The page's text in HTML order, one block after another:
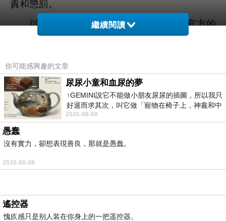
責和懲罰。
以前寫影視類的評論，會去引用一些官方的
海報或者劇照插入在文章里，那樣顯得圖文並茂
探討過類似的問題。但是那時候聊來聊去最終也
沒有一個定論，一般來說，正常的影視類評論文
章里引用官方的海報和劇照是不太會引起侵權
的，依據《著作權法》第二十四條之規定，有12
種場景是可以合理使用，但同時強調不得影響作
品的正常使用或損害著作權人合法權益。
以是否影響到原作品的市場價值來衡量的話，影
時候，小夥伴們在引用海報和劇照時其實已經相
得著作權人的授權了。
這是寫文章的範疇，如果放到短視頻上來
繼續閱讀
你可能感興趣的文章
尿尿小童和血尿的夢
↑GEMINI說它不能做小朋友尿尿的插圖，所以我只
好退而求其次，叫它做「寵物在椅子上，神龕和中
年人臉孔」的畫了。 六月底
2026-08-08
愚蠢
沒有實力，卻想表現善良，那就是愚蠢。
2026-08-08
遙控器
愧疚感只是别人装在你身上的一把遥控器。